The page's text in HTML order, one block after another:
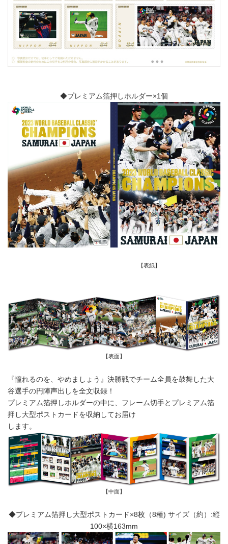
◆プレミアム箔押しホルダー×1個
【表紙】
【表面】
『憧れるのを、やめましょう』決勝戦でチーム全員を鼓舞した大
谷選手の円陣声出しを全文収録！
プレミアム箔押しホルダーの中に、フレーム切手とプレミアム箔
押し大型ポストカードを収納してお届け
します。
【中面】
◆プレミアム箔押し大型ポストカード×8枚（8種) サイズ（約）:縦
100×横163mm